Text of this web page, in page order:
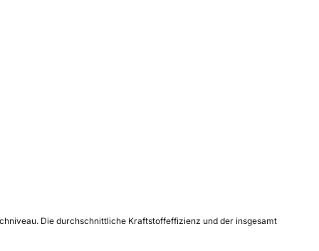
Die durchschnittliche Kraftstoffeffizienz und der insgesamt